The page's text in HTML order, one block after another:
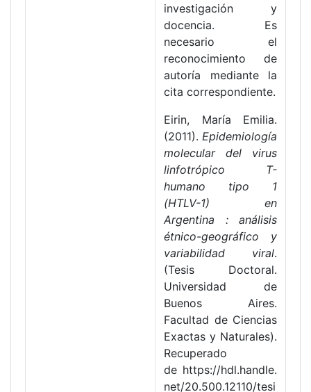
investigación y
docencia. Es
necesario el
reconocimiento de
autoría mediante la
cita correspondiente.
Eirin, María Emilia.
(2011). Epidemiología
molecular del virus
linfotrópico T-
humano tipo 1
(HTLV-1) en
Argentina : análisis
étnico-geográfico y
variabilidad viral.
(Tesis Doctoral.
Universidad de
Buenos Aires.
Facultad de Ciencias
Exactas y Naturales).
Recuperado
de https://hdl.handle.
net/20.500.12110/tesi